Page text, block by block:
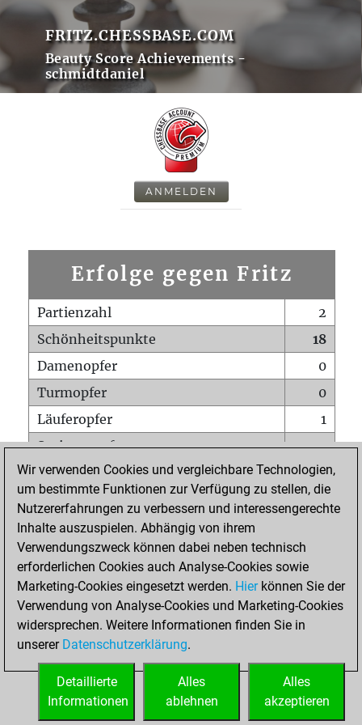
FRITZ.CHESSBASE.COM
Beauty Score Achievements -
schmidtdaniel
ANMELDEN
Erfolge gegen Fritz
Partienzahl
2
Schönheitspunkte
18
Damenopfer
0
Turmopfer
0
Läuferopfer
1
Springeropfer
0
Bauernopfer
1
Matt auf vollem Brett
0
Bauer setzt Matt
Erstickte Matts
Unterverwandlungen
0
Türme auf der siebten
0
STARTSEITE
Wir verwenden Cookies und vergleichbare Technologien,
um bestimmte Funktionen zur Verfügung zu stellen, die
Nutzererfahrungen zu verbessern und interessengerechte
Inhalte auszuspielen. Abhängig von ihrem
Verwendungszweck können dabei neben technisch
erforderlichen Cookies auch Analyse-Cookies sowie
Marketing-Cookies eingesetzt werden. Hierkönnen Sie der
Verwendung von Analyse-Cookies und Marketing-Cookies
widersprechen. Weitere Informationen finden Sie in
unserer Datenschutzerklärung.
Alles
akzeptieren
Alles
ablehnen
Detaillierte
Informationen